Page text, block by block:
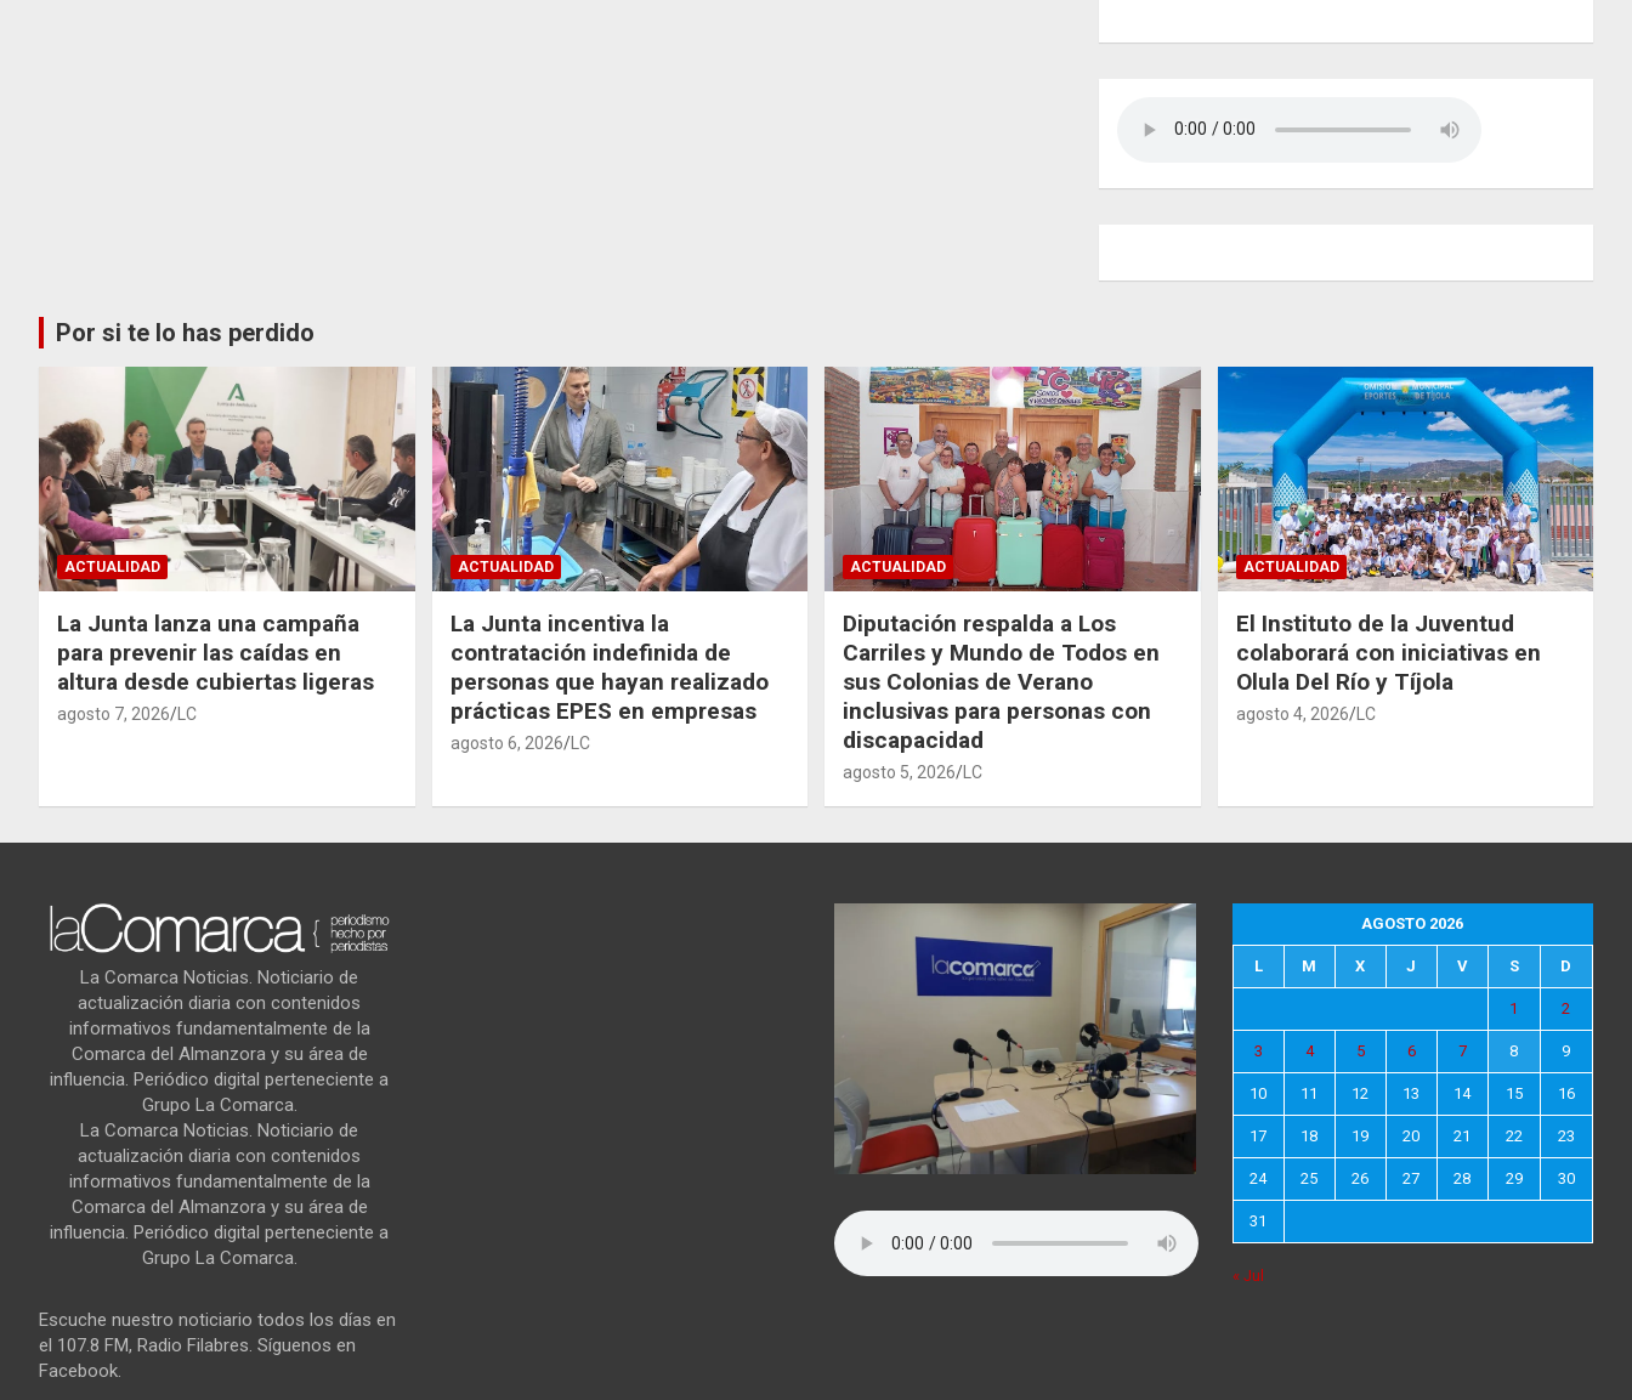
Por si te lo has perdido
ACTUALIDAD
La Junta lanza una campaña
para prevenir las caídas en
altura desde cubiertas ligeras
agosto 7, 2026 LC
ACTUALIDAD
La Junta incentiva la
contratación indefinida de
personas que hayan realizado
prácticas EPES en empresas
agosto 6, 2026 LC
ACTUALIDAD
Diputación respalda a Los
Carriles y Mundo de Todos en
sus Colonias de Verano
inclusivas para personas con
discapacidad
agosto 5, 2026 LC
ACTUALIDAD
El Instituto de la Juventud
colaborará con iniciativas en
Olula Del Río y Tíjola
agosto 4, 2026 LC
La Comarca Noticias. Noticiario de
actualización diaria con contenidos
informativos fundamentalmente de la
Comarca del Almanzora y su área de
influencia. Periódico digital perteneciente a
Grupo La Comarca.
La Comarca Noticias. Noticiario de
actualización diaria con contenidos
informativos fundamentalmente de la
Comarca del Almanzora y su área de
influencia. Periódico digital perteneciente a
Grupo La Comarca.
Escuche nuestro noticiario todos los días en
el 107.8 FM, Radio Filabres. Síguenos en
Facebook.
AGOSTO 2026
L M X J V S D
1 2
3 4 5 6 7 8 9
10 11 12 13 14 15 16
17 18 19 20 21 22 23
24 25 26 27 28 29 30
31
« Jul